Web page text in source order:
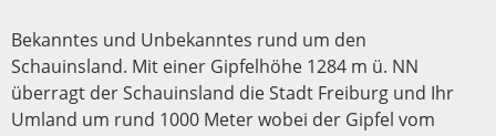
Bekanntes und Unbekanntes rund um den
Schauinsland. Mit einer Gipfelhöhe 1284 m ü. NN
überragt der Schauinsland die Stadt Freiburg und Ihr
Umland um rund 1000 Meter wobei der Gipfel vom